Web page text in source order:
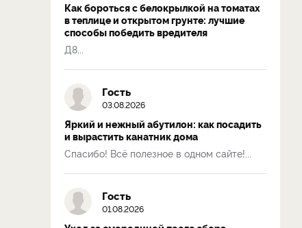
Как бороться с белокрылкой на томатах
в теплице и открытом грунте: лучшие
способы победить вредителя
Д8...
Гость
03.08.2026
Яркий и нежный абутилон: как посадить
и вырастить канатник дома
Спасибо! Всё полезное в одном сайте!...
Гость
01.08.2026